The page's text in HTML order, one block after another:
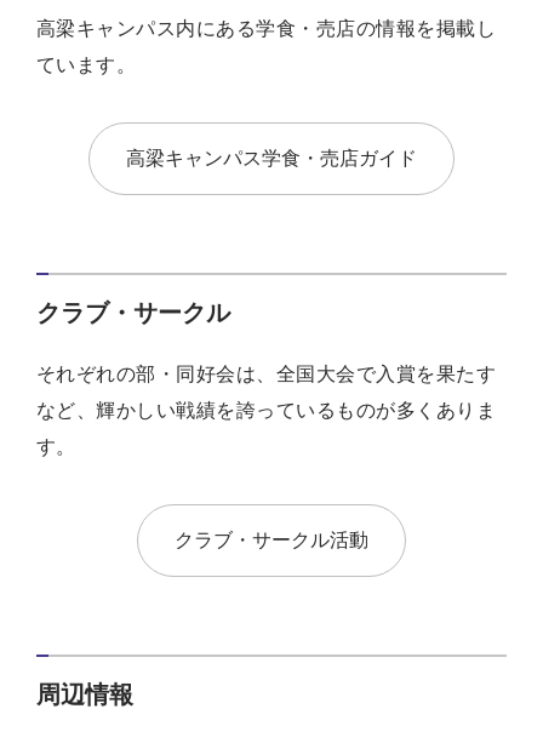
高梁キャンパス内にある学食・売店の情報を掲載し
ています。
高梁キャンパス学食・売店ガイド
クラブ・サークル
それぞれの部・同好会は、全国大会で入賞を果たす
など、輝かしい戦績を誇っているものが多くありま
す。
クラブ・サークル活動
周辺情報